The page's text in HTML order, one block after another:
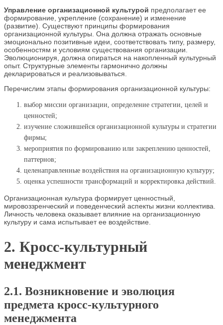
Управление организационной культурой предполагает ее
формирование, укрепление (сохранение) и изменение
(развитие). Существуют принципы формирования
организационной культуры. Она должна отражать основные
эмоционально позитивные идеи, соответствовать типу, размеру,
особенностям и условиям существования организации.
Эволюционируя, должна опираться на накопленный культурный
опыт. Структурные элементы гармонично должны
декларироваться и реализовываться.
Перечислим этапы формирования организационной культуры:
выбор миссии организации, определение стратегии, целей и
ценностей;
изучение сложившейся организационной культуры и стратегии
фирмы;
мероприятия по формированию или закреплению ценностей,
паттернов;
целенаправленные воздействия на организационную культуру;
оценка успешности трансформаций и корректировка действий.
Организационная культура формирует ценностный,
мировоззренческий и поведенческий аспекты жизни коллектива.
Личность человека оказывает влияние на организационную
культуру и сама испытывает ее воздействие.
2. Кросс-культурный
менеджмент
2.1. Возникновение и эволюция
предмета кросс‑культурного
менеджмента